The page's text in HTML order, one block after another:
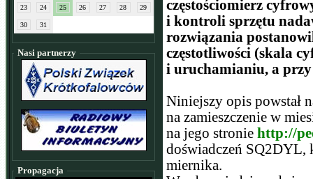
23 24 25 26 27 28 29
30 31
Nasi partnerzy
Propagacja
częstościomierz
i kontroli sprzętu
rozwiązania
częstotliwości (skala
i uruchamianiu, a
Niniejszy opis powstał
na zamieszczenie w
na jego stronie http://
doświadczeń SQ2DYL,
miernika.